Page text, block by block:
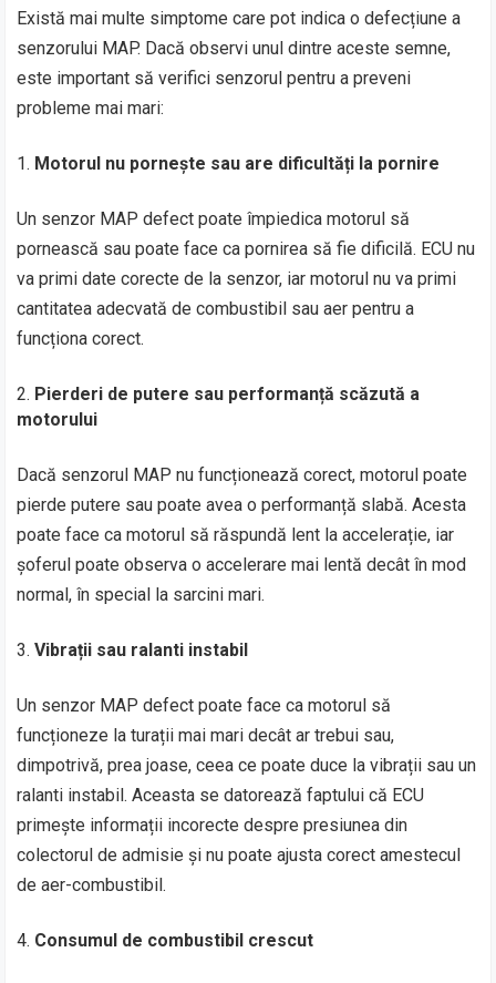
Există mai multe simptome care pot indica o defecțiune a
senzorului MAP. Dacă observi unul dintre aceste semne,
este important să verifici senzorul pentru a preveni
probleme mai mari:
Motorul nu pornește sau are dificultăți la pornire
Un senzor MAP defect poate împiedica motorul să
pornească sau poate face ca pornirea să fie dificilă. ECU nu
va primi date corecte de la senzor, iar motorul nu va primi
cantitatea adecvată de combustibil sau aer pentru a
funcționa corect.
Pierderi de putere sau performanță scăzută a
motorului
Dacă senzorul MAP nu funcționează corect, motorul poate
pierde putere sau poate avea o performanță slabă. Acesta
poate face ca motorul să răspundă lent la accelerație, iar
șoferul poate observa o accelerare mai lentă decât în mod
normal, în special la sarcini mari.
Vibrații sau ralanti instabil
Un senzor MAP defect poate face ca motorul să
funcționeze la turații mai mari decât ar trebui sau,
dimpotrivă, prea joase, ceea ce poate duce la vibrații sau un
ralanti instabil. Aceasta se datorează faptului că ECU
primește informații incorecte despre presiunea din
colectorul de admisie și nu poate ajusta corect amestecul
de aer-combustibil.
Consumul de combustibil crescut